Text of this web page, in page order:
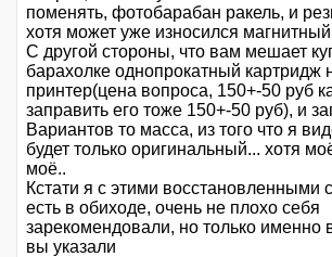
поменять, фотобарабан ракель, и
хотя может уже износился
С другой стороны, что вам мешает
барахолке однопрокатный картридж
принтер(цена вопроса, 150+-50 руб
заправить его тоже 150+-50 руб), и
Вариантов то масса, из того что я
будет только оригинальный... хотя
моё..
Кстати я с этими восстановленными
есть в обиходе, очень не плохо себя
зарекомендовали, но только именно
вы указали